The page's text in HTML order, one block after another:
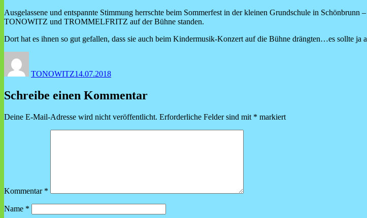
Ausgelassene und entspannte Stimmung herrschte beim Sommerfest in der kleinen Grundschule in
TONOWITZ und TROMMELFRITZ auf der Bühne standen.
Dort hat es ihnen so gut gefallen, dass sie auch beim Kindermusik-Konzert auf die Bühne drängten…es sollte
TONOWITZ14.07.2018
Schreibe einen Kommentar
Deine E-Mail-Adresse wird nicht veröffentlicht. Erforderliche Felder sind mit * markiert
Kommentar *
Name *